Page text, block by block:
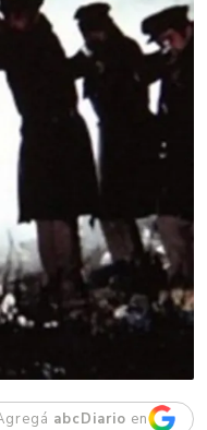
abcDiario en